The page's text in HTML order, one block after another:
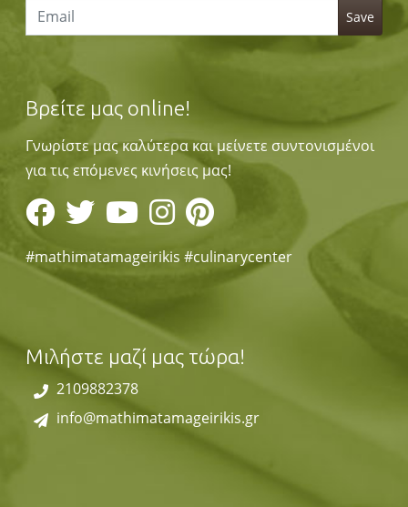
Βρείτε μας online!
Γνωρίστε μας καλύτερα και μείνετε συντονισμένοι
για τις επόμενες κινήσεις μας!
#mathimatamageirikis #culinarycenter
Μιλήστε μαζί μας τώρα!
2109882378
info@mathimatamageirikis.gr